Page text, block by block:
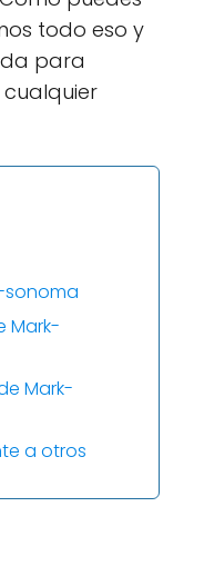
todo eso y
para
sonoma
Mark-
Mark-
a otros